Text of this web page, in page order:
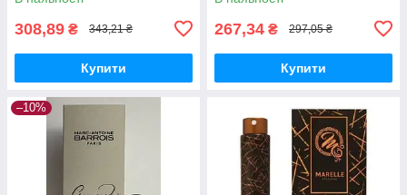
308,89 ₴ 343,21 ₴
Купити
267,34 ₴ 297,05 ₴
Купити
–10%